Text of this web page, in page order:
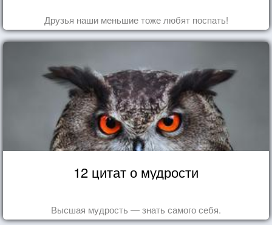
Друзья наши меньшие тоже любят поспать!
12 цитат о мудрости
Высшая мудрость — знать самого себя.